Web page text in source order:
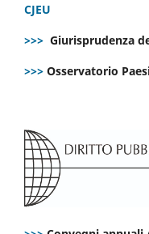
CJEU
>>> Giurisprudenza
>>> Osservatorio